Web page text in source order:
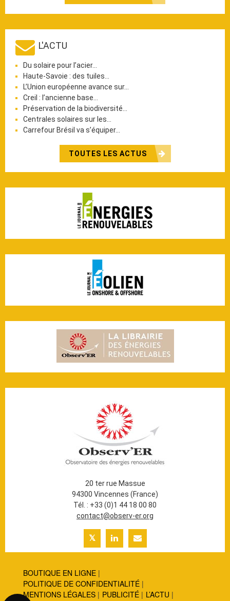
L'ACTU
Du solaire pour l’acier…
Haute-Savoie : des tuiles…
L’Union européenne avance sur…
Creil : l’ancienne base…
Préservation de la biodiversité…
Centrales solaires sur les…
Carrefour Brésil va s’équiper…
TOUTES LES ACTUS
20 ter rue Massue
94300 Vincennes (France)
Tél. : +33 (0)1 44 18 00 80
contact@observ-er.org
BOUTIQUE EN LIGNE
POLITIQUE DE CONFIDENTIALITÉ
MENTIONS LÉGALES
PUBLICITÉ
L’ACTU